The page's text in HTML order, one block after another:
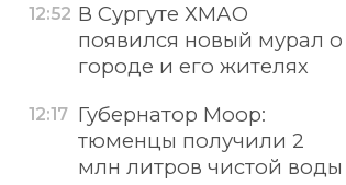
12:52 В Сургуте ХМАО
появился новый мурал о
городе и его жителях
12:17 Губернатор Моор:
тюменцы получили 2
млн литров чистой воды